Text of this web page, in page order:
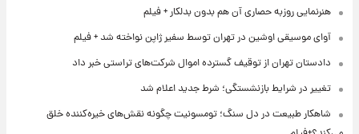
هنرنمایی روزبه حصاری آن هم بدون بدلکار + فیلم
آوای موسیقی اوشین در تهران توسط سفیر ژاپن نواخته شد + فیلم
دادستان تهران از توقیف گسترده اموال شرکت‌های تراستی خبر داد
تغییر در شرایط بازنشستگی؛ شرط جدید اعلام شد
شاهکار طبیعت در دل سنگ؛ تومسونیت چگونه نقش‌های خیره‌کننده خلق